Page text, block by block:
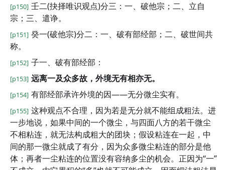
[p150] 壬二(抉择唯识观点)分三：一、破他宗；二、立自
宗；三、遣诤。
[p151] 癸一(破他宗)分二：一、破有部经部；二、破世间共
称。
[p152] 子一、破有部经部：
[p153] 远离一及众多故，外境无有相亦无。
[p154] 有部经部承许外境的因——无分微尘实有。
[p155] 这种观点不合理，因为若是无分就不能组成粗法。进
一步地说，如果中间的一个微尘，与四面八方的若干微尘
不相粘连，就无法构成粗大的团块；假设粘连在一起，中
间的那一微尘就成了有分，因为众多微尘粘连的部分是他
体；再者一尘粘连的位置没有容纳多尘的机会。正因为“一”